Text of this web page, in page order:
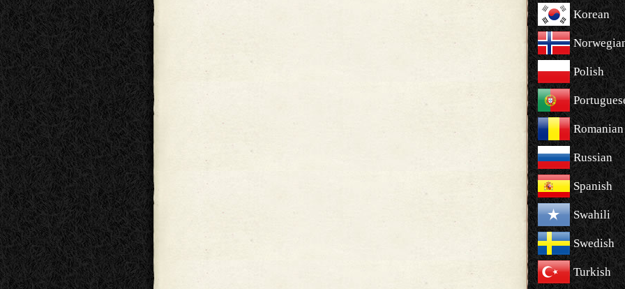
Korean
Polish
Romanian
Russian
Spanish
Swahili
Swedish
Turkish